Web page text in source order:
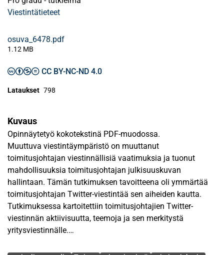
Viestintätieteet
osuva_6478.pdf
1.12 MB
CC BY-NC-ND 4.0
Lataukset 798
Kuvaus
Opinnäytetyö kokotekstinä PDF-muodossa.
Muuttuva viestintäympäristö on muuttanut
toimitusjohtajan viestinnällisiä vaatimuksia ja tuonut
mahdollisuuksia toimitusjohtajan julkisuuskuvan
hallintaan. Tämän tutkimuksen tavoitteena oli ymmärtää
toimitusjohtajan Twitter-viestintää sen aiheiden kautta.
Tutkimuksessa kartoitettiin toimitusjohtajien Twitter-
viestinnän aktiivisuutta, teemoja ja sen merkitystä
yritysviestinnälle.